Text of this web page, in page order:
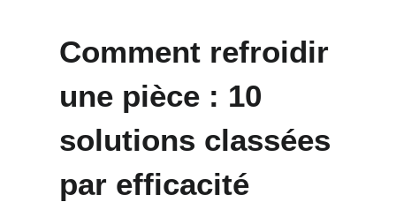
Comment refroidir
une pièce : 10
solutions classées
par efficacité